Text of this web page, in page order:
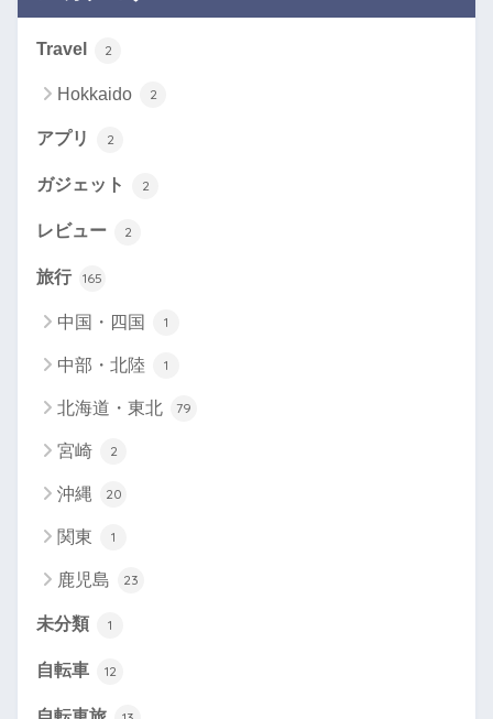
Travel 2
Hokkaido 2
アプリ 2
ガジェット 2
レビュー 2
旅行 165
中国・四国 1
中部・北陸 1
北海道・東北 79
宮崎 2
沖縄 20
関東 1
鹿児島 23
未分類 1
自転車 12